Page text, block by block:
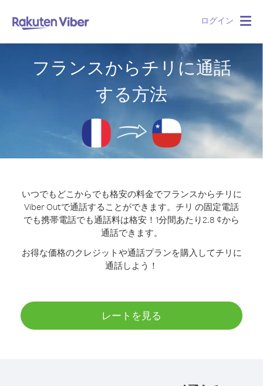
ログイン
フランスからチリに通話
する方法
いつでもどこからでも格安の料金でフランスからチリに
Viber Outで通話することができます。 チリ の固定電話
でも携帯電話でも通話料は格安！1分間あたり2.8 ¢から
通話できます。
お得な価格のクレジットや通話プランを購入してチリに
通話しよう！
レートを見る